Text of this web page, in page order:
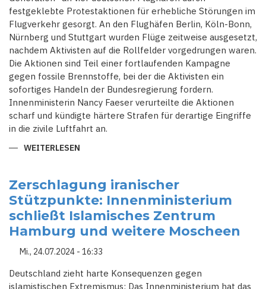
festgeklebte Protestaktionen für erhebliche Störungen im
Flugverkehr gesorgt. An den Flughäfen Berlin, Köln-Bonn,
Nürnberg und Stuttgart wurden Flüge zeitweise ausgesetzt,
nachdem Aktivisten auf die Rollfelder vorgedrungen waren.
Die Aktionen sind Teil einer fortlaufenden Kampagne
gegen fossile Brennstoffe, bei der die Aktivisten ein
sofortiges Handeln der Bundesregierung fordern.
Innenministerin Nancy Faeser verurteilte die Aktionen
scharf und kündigte härtere Strafen für derartige Eingriffe
in die zivile Luftfahrt an.
WEITERLESEN
AKTIVISTEN
SETZEN
AUF
FESTGEKLEBTEN
WIDERSTAND
Zerschlagung iranischer
Stützpunkte: Innenministerium
schließt Islamisches Zentrum
Hamburg und weitere Moscheen
Mi., 24.07.2024 - 16:33
Deutschland zieht harte Konsequenzen gegen
islamistischen Extremismus: Das Innenministerium hat das